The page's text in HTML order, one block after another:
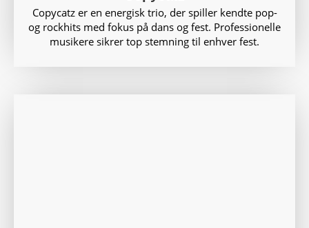
Copycatz er en energisk trio, der spiller kendte pop-
og rockhits med fokus på dans og fest. Professionelle
musikere sikrer top stemning til enhver fest.